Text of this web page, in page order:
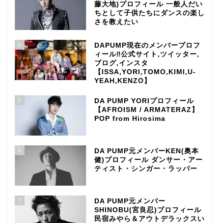
藤大地)プロフィール 一般人だい
ちとして子供たちにダンスの楽し
さを教えたい
4
DAPUMP現在のメンバープロフ
ィール‼公式サイト,ツイッター,
ブログ,インスタ
【ISSA,YORI,TOMO,KIMI,U-
YEAH,KENZO】
5
DA PUMP YORIプロフィール
【AFROISM / ARMATERAZ】
POP from Hirosima
6
DA PUMP元メンバーKEN(奥本
健)プロフィール ダンサー・アー
ティスト・シンガー・ラッパー
7
DA PUMP元メンバー
SHINOBU(宮良忍)プロフィール
民宿みやら＆アウトデラックスい